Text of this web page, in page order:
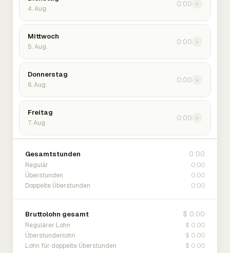
4. Aug.
0:00 ›
Mittwoch
5. Aug.
0:00 ›
Donnerstag
6. Aug.
0:00 ›
Freitag
7. Aug.
0:00 ›
Gesamtstunden 0:00
Regulär 0:00
Überstunden 0:00
Doppelte Überstunden 0:00
Bruttolohn gesamt $ 0.00
Regulärer Lohn $ 0.00
Überstundenlohn $ 0.00
Lohn für doppelte Überstunden $ 0.00